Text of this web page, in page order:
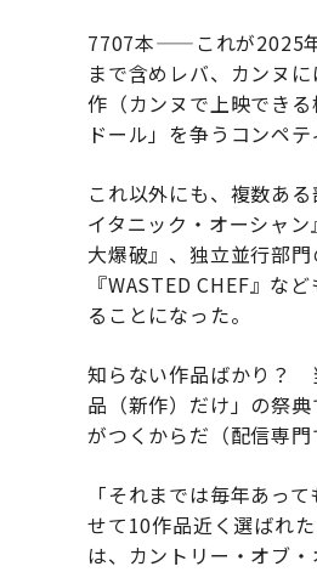
7707本——これが2025
まで含めレバ、カンヌ
作（カンヌで上映でき
ドール」を争うコンペ
これ以外にも、複数あ
イタニック・オーシャ
大爆破』、独立並行部
『WASTED CHEF』な
ることになった。
知らない作品ばかり？
品（新作）だけ」の祭
がつくからだ（配信専
「それまでは毎年あっ
せて10作品近く選ばれ
は、カントリー・オブ